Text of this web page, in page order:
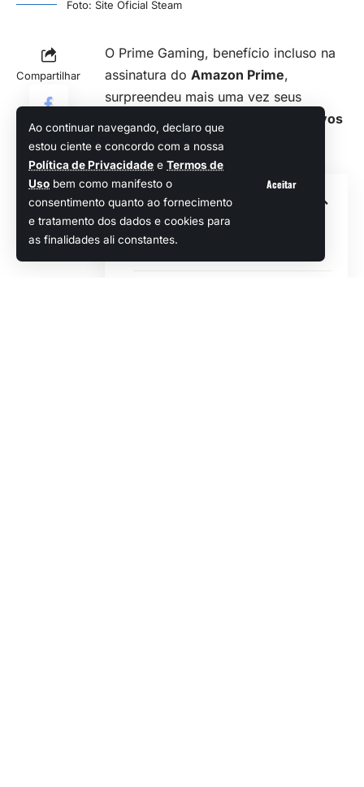
Ao continuar navegando, declaro que
estou ciente e concordo com a nossa
Política de Privacidade e Termos de
Uso bem como manifesto o
consentimento quanto ao fornecimento
e tratamento dos dados e cookies para
as finalidades ali constantes.
Aceitar
Foto: Site Oficial Steam
Compartilhar
O Prime Gaming, benefício incluso na
assinatura do Amazon Prime,
surpreendeu mais uma vez seus
seis novos
jogos gratuitosao catálogo de
novembro.
Sumário
Quais são os novos jogos grátis da